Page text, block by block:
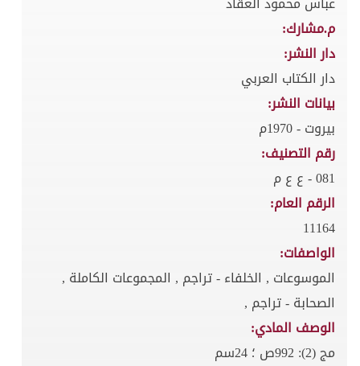
م.مشارك:
دار النشر:
دار الكتاب العربي
بيانات النشر:
بيروت - 1970م
رقم التصنيف:
081 - ع ع م
الرقم العام:
11164
الواصفات:
الموسوعات , الخلفاء - تراجم , المجموعات الكاملة ,
الصحابة - تراجم ,
الوصف المادي:
مج (2): 992ص ؛ 24سم